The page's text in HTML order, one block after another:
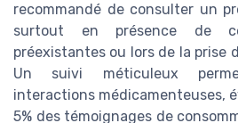
recommandé de consulter un
surtout en présence de
préexistantes ou lors de la prise
Un suivi méticuleux
interactions médicamenteuses,
5% des témoignages de